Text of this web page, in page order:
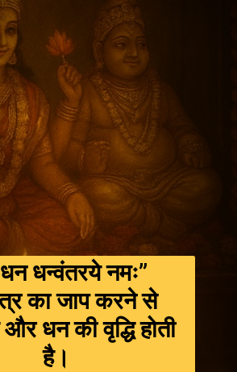
धन्वंतरये नमः”
का जाप करने से
धन की वृद्धि होती
है।